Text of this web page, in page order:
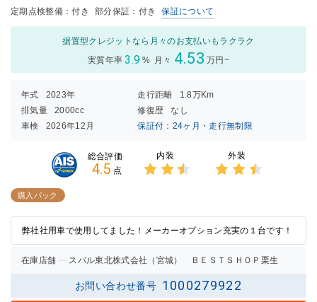
定期点検整備：付き 部分保証：付き 保証について
据置型クレジットなら月々のお支払いもラクラク
実質年率 3.9 % 月々 4.53 万円~
年式 2023年 走行距離
1.8万Km
排気量
2000cc 修復歴
なし
車検
2026年12月 保証付：24ヶ月・走行無制限
総合評価
4.5 点
内装 外装
購入パック
弊社社用車で使用してました！メーカーオプション充実の１台です！
在庫店舗 スバル東北株式会社（宮城） ＢＥＳＴＳＨＯＰ栗生
お問い合わせ番号 1000279922